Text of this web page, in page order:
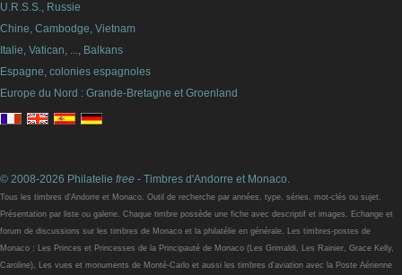
U.R.S.S., Russie
Chine, Cambodge, Vietnam
Italie, Vatican, ..., Balkans
Espagne, colonies espagnoles
Europe du Nord : Grande-Bretagne et Groenland
© 2008-2026 Philatelie free - Timbres d'Andorre et Monaco.
Tous les timbres d'Andorre et Monaco. Outil de recherche par années, type, séries, mot-clés ou sujet.
Présentation par liste ou galerie. Chaque timbre possède une fiche avec descriptif et images. Echange et
forum de discussions sur les timbres de Monaco et la philatélie en générale. Les timbres-postes de
Monaco : Les Princes et Princesses de la Principauté de Monaco (Les Grimaldi, Les Rainier, Grace Kelly,
Caroline), Les vues et monuments de Monté-Carlo et aussi les timbres d'aviation avec la Poste Aérienne